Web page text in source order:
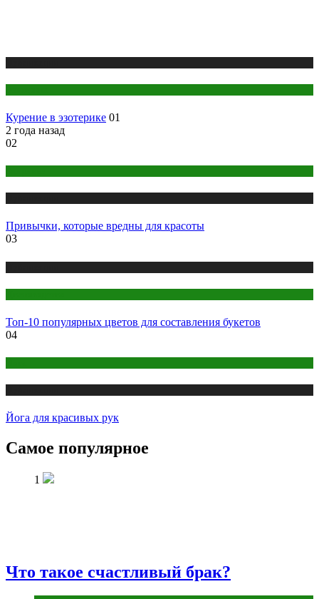
Курение в эзотерике 01
2 года назад
02
Привычки, которые вредны для красоты
03
Топ-10 популярных цветов для составления букетов
04
Йога для красивых рук
Самое популярное
1
Что такое счастливый брак?